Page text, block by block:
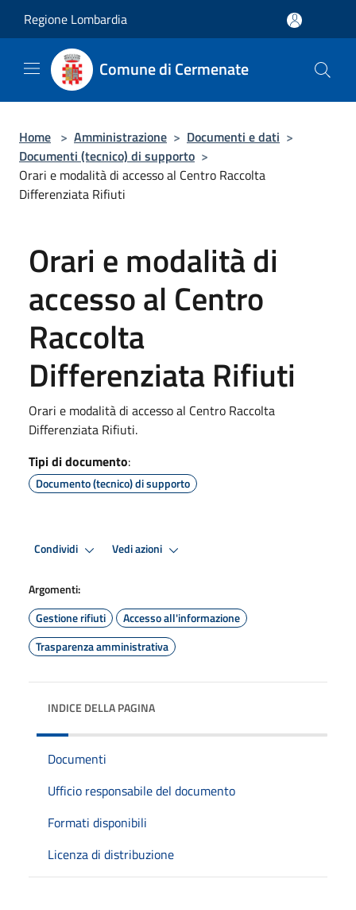
Regione Lombardia
Comune di Cermenate
Home > Amministrazione > Documenti e dati >
Documenti (tecnico) di supporto >
Orari e modalità di accesso al Centro Raccolta
Differenziata Rifiuti
Orari e modalità di
accesso al Centro
Raccolta
Differenziata Rifiuti
Orari e modalità di accesso al Centro Raccolta
Differenziata Rifiuti.
Tipi di documento:
Documento (tecnico) di supporto
Condividi Vedi azioni
Argomenti:
Gestione rifiuti
Accesso all'informazione
Trasparenza amministrativa
INDICE DELLA PAGINA
Documenti
Ufficio responsabile del documento
Formati disponibili
Licenza di distribuzione